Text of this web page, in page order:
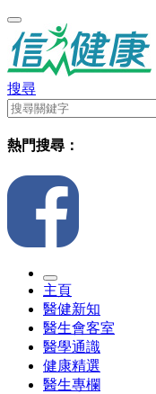
搜尋
熱門搜尋：
主頁
醫健新知
醫生會客室
醫學通識
健康精選
醫生專欄